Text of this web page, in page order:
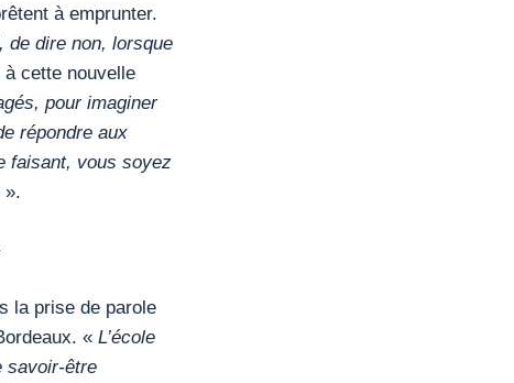
à emprunter.
de dire non, lorsque
cette nouvelle
pour imaginer
répondre aux
faisant, vous soyez
».
la prise de parole
« L’école
savoir-être